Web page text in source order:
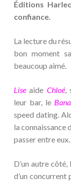
Éditions
confiance.
La lecture du
bon moment
beaucoup aimé.
Lise aide Chloé,
leur bar, le
speed dating.
la connaissance
passer entre eux.
D’un autre
d’un